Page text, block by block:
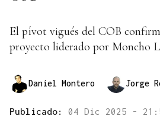
El pívot vigués del COB
proyecto liderado por Moncho
Daniel Montero Jorge
Publicado: 04 Dic 2025 -